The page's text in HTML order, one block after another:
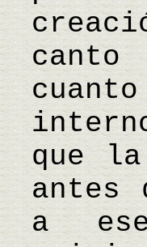
que
a